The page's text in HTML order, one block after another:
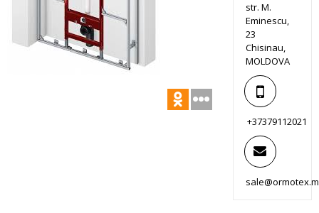
str. M.
Eminescu,
23
Chisinau,
MOLDOVA
+37379112021